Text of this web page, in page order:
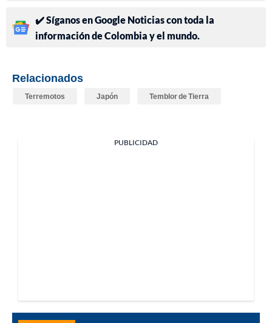
✔️ Síganos en Google Noticias con toda la
información de Colombia y el mundo.
Relacionados
Terremotos Japón Temblor de Tierra
PUBLICIDAD